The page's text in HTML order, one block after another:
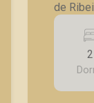
de Ribeirão
sendo
para 2
garagem. A Piramid tem
2